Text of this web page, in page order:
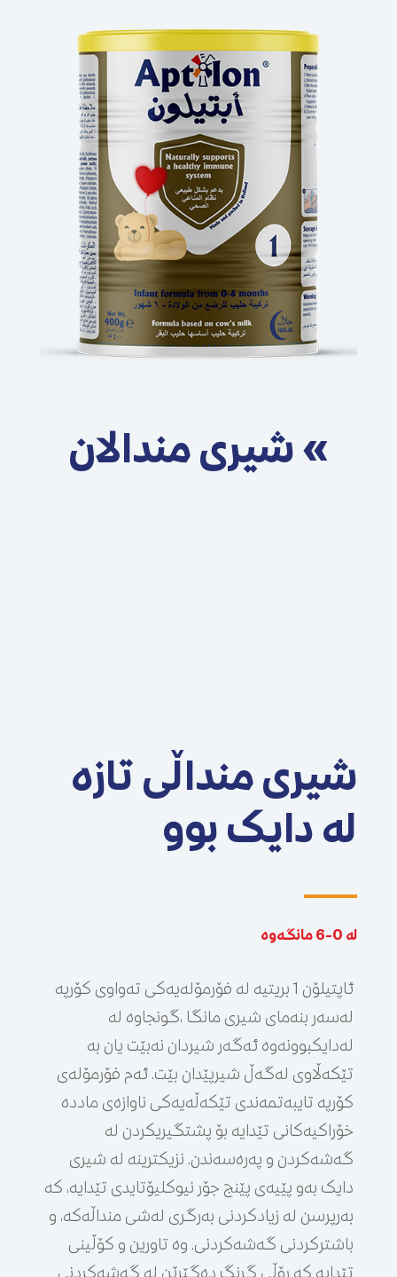
» شیری مندالان
شیری منداڵی تازە
لە دایک بوو
لە 0-6 مانگەوە
ئاپتیلۆن 1 بریتیە لە فۆرمۆلەیەکی تەواوی کۆرپە
لەسەر بنەمای شیری مانگا ،گونجاوە لە
لەدایکبوونەوە ئەگەر شیردان نەبێت یان بە
تێکەڵاوی لەگەڵ شیرپێدان بێت. ئەم فۆرمۆلەی
کۆرپە تایبەتمەندی تێکەڵەیەکی ناوازەی ماددە
خۆراکیەکانی تێدایە بۆ پشتگیریکردن لە
گەشەکردن و پەرەسەندن. نزیکترینە لە شیری
دایک بەو پێیەی پێنج جۆر نیوکلیۆتایدی تێدایە، کە
بەرپرسن لە زیادکردنی بەرگری لەشی منداڵەکە، و
باشترکردنی گەشەکردنی. وە تاورین و کۆڵینی